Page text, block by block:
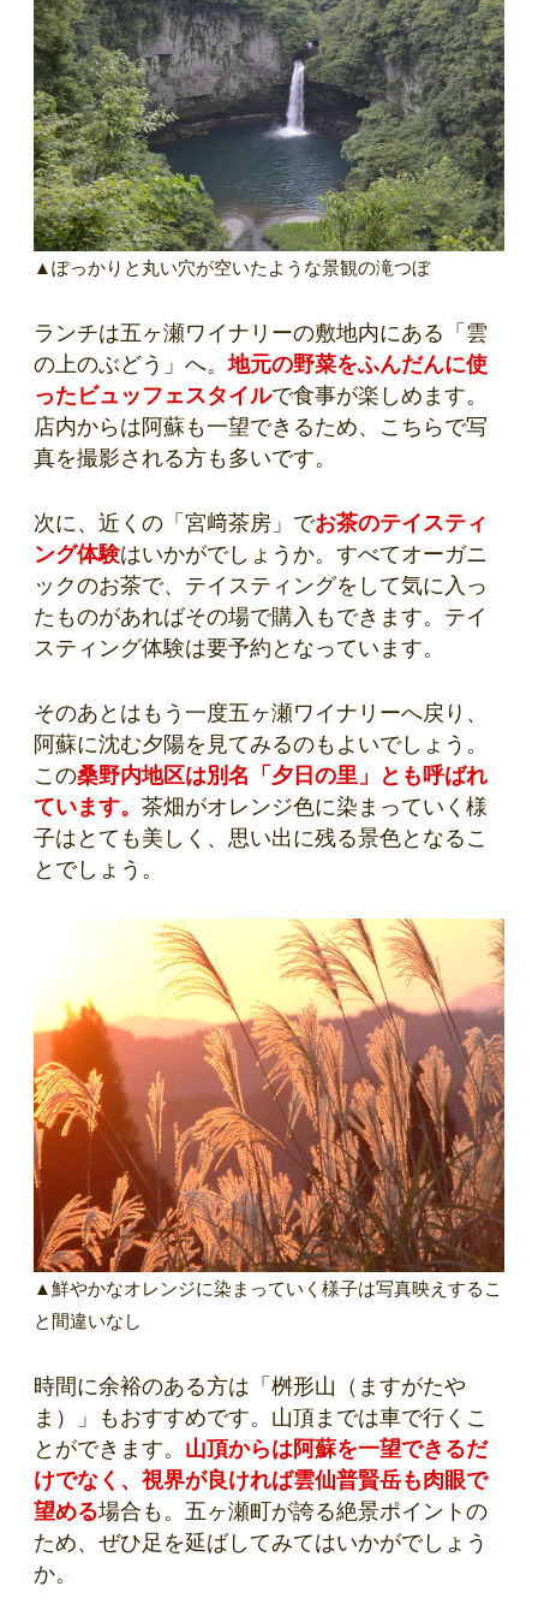
▲ぽっかりと丸い穴が空いたような景観の滝つぼ
ランチは五ヶ瀬ワイナリーの敷地内にある「雲
の上のぶどう」へ。地元の野菜をふんだんに使
ったビュッフェスタイルで食事が楽しめます。
店内からは阿蘇も一望できるため、こちらで写
真を撮影される方も多いです。
次に、近くの「宮﨑茶房」でお茶のテイスティ
ング体験はいかがでしょうか。すべてオーガニ
ックのお茶で、テイスティングをして気に入っ
たものがあればその場で購入もできます。テイ
スティング体験は要予約となっています。
そのあとはもう一度五ヶ瀬ワイナリーへ戻り、
阿蘇に沈む夕陽を見てみるのもよいでしょう。
この桑野内地区は別名「夕日の里」とも呼ばれ
ています。 茶畑がオレンジ色に染まっていく様
子はとても美しく、思い出に残る景色となるこ
とでしょう。
▲鮮やかなオレンジに染まっていく様子は写真映えするこ
と間違いなし
時間に余裕のある方は「桝形山（ますがたや
ま）」もおすすめです。山頂までは車で行くこ
とができます。 山頂からは阿蘇を一望できるだ
けでなく、視界が良ければ雲仙普賢岳も肉眼で
望める場合も。五ヶ瀬町が誇る絶景ポイントの
ため、ぜひ足を延ばしてみてはいかがでしょう
か。